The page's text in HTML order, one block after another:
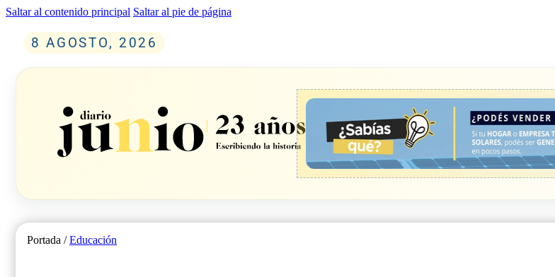
Saltar al contenido principal Saltar al pie de página
8 AGOSTO, 2026
Portada /Educación